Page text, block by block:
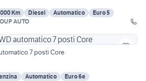
Km Diesel Automatico
Euro 5
AUTO
7 posti Core
Automatico
Euro 6e